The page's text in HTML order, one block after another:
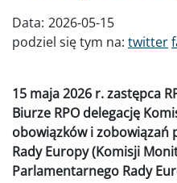
Data: 2026-05-15
podziel się tym na: twitter
15 maja 2026 r. zastępca
Biurze RPO delegację
obowiązków i zobowiązań
Rady Europy (Komisji
Parlamentarnego Rady